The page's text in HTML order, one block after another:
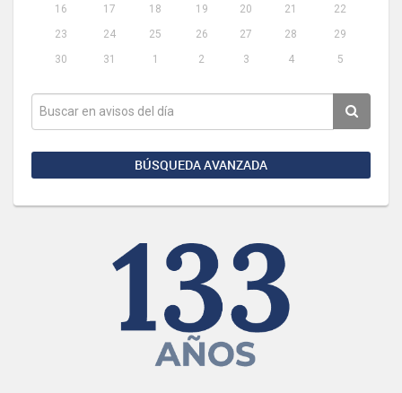
16
17 18 19 20 21
22
23
24 25 26 27 28
29
30
31 1 2 3 4 5
BÚSQUEDA AVANZADA